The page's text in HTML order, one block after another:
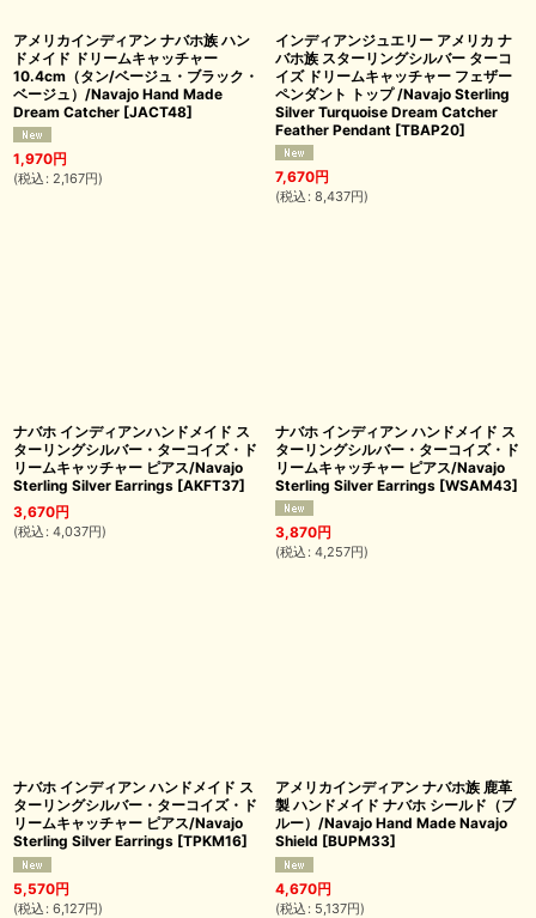
アメリカインディアン ナバホ族 ハン
ドメイド ドリームキャッチャー
10.4cm（タン/ベージュ・ブラック・
ベージュ）/Navajo Hand Made
Dream Catcher [JACT48]
1,970円
(税込 : 2,167円)
インディアンジュエリー アメリカ ナ
バホ族 スターリングシルバー ターコ
イズ ドリームキャッチャー フェザー
ペンダント トップ /Navajo Sterling
Silver Turquoise Dream Catcher
Feather Pendant [TBAP20]
7,670円
(税込 : 8,437円)
ナバホ インディアンハンドメイド ス
ターリングシルバー・ターコイズ・ド
リームキャッチャー ピアス/Navajo
Sterling Silver Earrings [AKFT37]
3,670円
(税込 : 4,037円)
ナバホ インディアン ハンドメイド ス
ターリングシルバー・ターコイズ・ド
リームキャッチャー ピアス/Navajo
Sterling Silver Earrings [WSAM43]
3,870円
(税込 : 4,257円)
ナバホ インディアン ハンドメイド ス
ターリングシルバー・ターコイズ・ド
リームキャッチャー ピアス/Navajo
Sterling Silver Earrings [TPKM16]
5,570円
(税込 : 6,127円)
アメリカインディアン ナバホ族 鹿革
製 ハンドメイド ナバホ シールド（ブ
ルー）/Navajo Hand Made Navajo
Shield [BUPM33]
4,670円
(税込 : 5,137円)